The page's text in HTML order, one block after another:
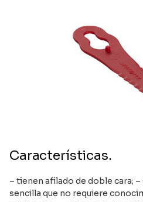
Características.
– tienen afilado de doble cara;
sencilla que no requiere